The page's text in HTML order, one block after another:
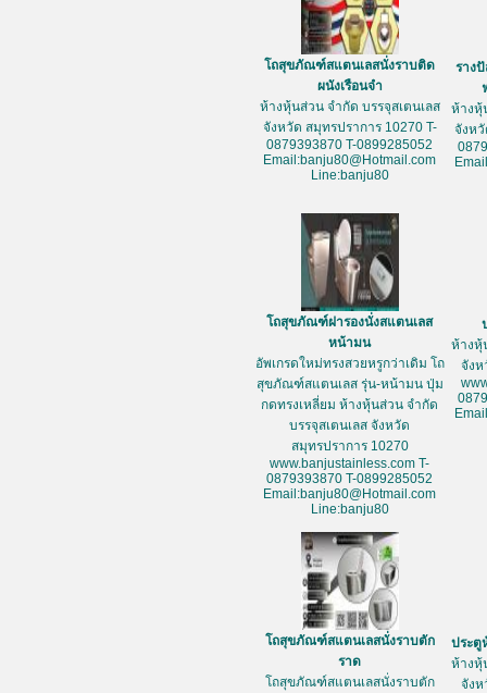
โถสุขภัณฑ์สแตนเลสนั่งราบติด
ผนังเรือนจำ
ห้างหุ้นส่วน จำกัด บรรจุสเตนเลส
จังหวัด สมุทรปราการ 10270 T-
0879393870 T-0899285052
Email:banju80@Hotmail.com
Line:banju80
ราง
ห้างหุ้
จังห
โถสุขภัณฑ์ฝารองนั่งสแตนเลส
หน้ามน
อัพเกรดใหม่ทรงสวยหรูกว่าเดิม โถ
สุขภัณฑ์สแตนเลส รุ่น-หน้ามน ปุ่ม
กดทรงเหลี่ยม ห้างหุ้นส่วน จำกัด
บรรจุสเตนเลส จังหวัด
สมุทรปราการ 10270
www.banjustainless.com T-
0879393870 T-0899285052
Email:banju80@Hotmail.com
Line:banju80
ห้างหุ้
จังห
โถสุขภัณฑ์สแตนเลสนั่งราบตัก
ราด
โถสุขภัณฑ์สแตนเลสนั่งราบตัก
ประตู
ห้างหุ้
จังห